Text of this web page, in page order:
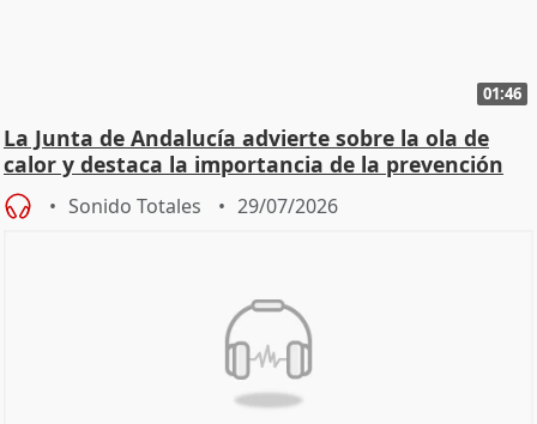
01:46
La Junta de Andalucía advierte sobre la ola de
calor y destaca la importancia de la prevención
Sonido Totales 29/07/2026